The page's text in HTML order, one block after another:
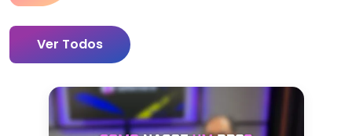
Ver Todos